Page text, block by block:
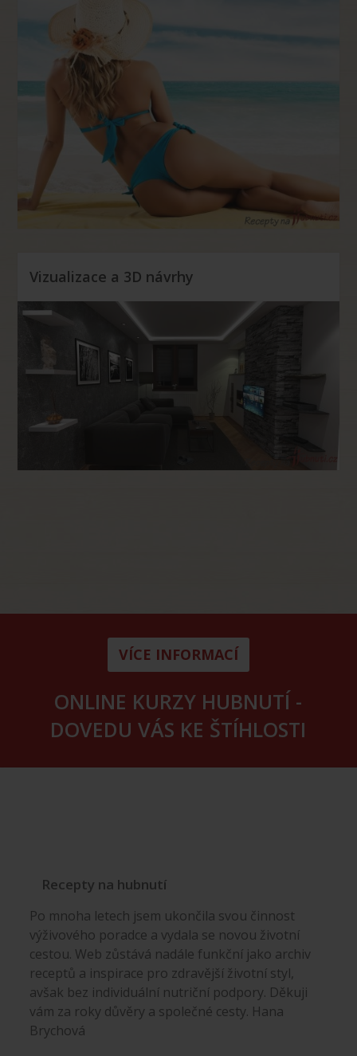
Vizualizace a 3D návrhy
VÍCE INFORMACÍ
ONLINE KURZY HUBNUTÍ -
DOVEDU VÁS KE ŠTÍHLOSTI
Recepty na hubnutí
Po mnoha letech jsem ukončila svou činnost
výživového poradce a vydala se novou životní
cestou. Web zůstává nadále funkční jako archiv
receptů a inspirace pro zdravější životní styl,
avšak bez individuální nutriční podpory. Děkuji
vám za roky důvěry a společné cesty. Hana
Brychová